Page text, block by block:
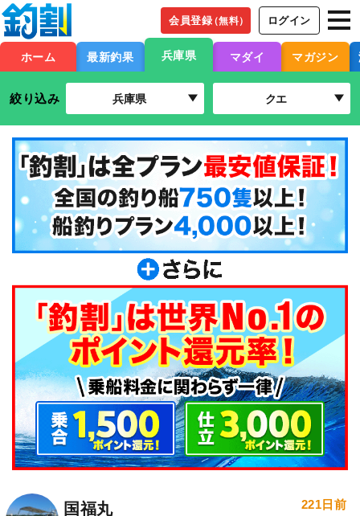
会員登録（無料） ログイン
ホーム 最新釣果 兵庫県 マダイ マガジン
絞り込み 兵庫県 クエ
国福丸 221日前